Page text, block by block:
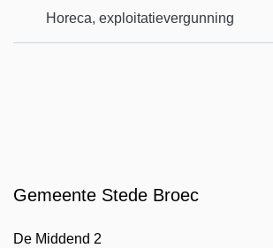
Horeca, exploitatievergunning
Gemeente Stede Broec
De Middend 2